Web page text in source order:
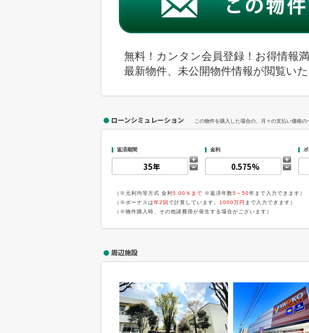
無料！カンタン会員登録！お得情報満
最新物件、未公開物件情報が閲覧い
ローンシミュレーション この物件を購入した場合の、月々の支払い価格
返済期間 金利
（※元利均等方式 金利 5.00％まで ※返済年数5～50年まで入力できます）
（※ボーナスは年2回で計算しています。 1000万円 まで入力できます）
（※物件購入時、その他諸費用が発生する場合がございます）
周辺施設